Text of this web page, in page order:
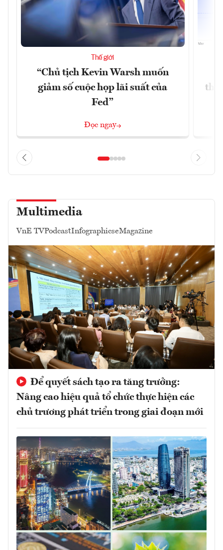
Thế giới
“Chủ tịch Kevin Warsh muốn
giảm số cuộc họp lãi suất của
Fed”
Đọc ngay
Multimedia
VnE TVPodcastInfographicseMagazine
Để quyết sách tạo ra tăng trưởng:
Nâng cao hiệu quả tổ chức thực hiện các
chủ trương phát triển trong giai đoạn mới